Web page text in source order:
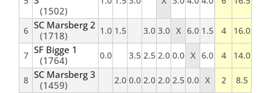
(1502)
6 SC Marsberg 2
(1718)
1.0 1.5 3.0 3.0 X 6.0 1.5 4 16.0
7 SF Bigge 1
(1764)
0.0 3.5 2.5 2.0 0.0 X 6.0 4 14.0
8 SC Marsberg 3
(1459)
2.0 0.0 2.0 2.0 2.5 0.0 X 2 8.5